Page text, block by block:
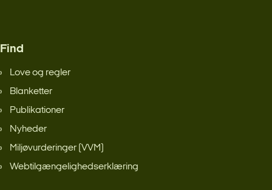
Find
Love og regler
Blanketter
Publikationer
Nyheder
Miljøvurderinger (VVM)
Webtilgængelighedserklæring